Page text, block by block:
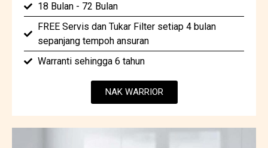
18 Bulan - 72 Bulan
FREE Servis dan Tukar Filter setiap 4 bulan
sepanjang tempoh ansuran
Warranti sehingga 6 tahun
NAK WARRIOR